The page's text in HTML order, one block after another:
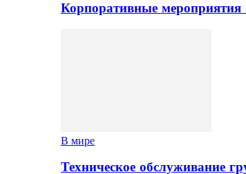
Корпоративные
В мире
Техническое обслуживание